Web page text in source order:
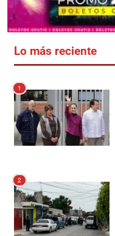
Lo más reciente
1
2